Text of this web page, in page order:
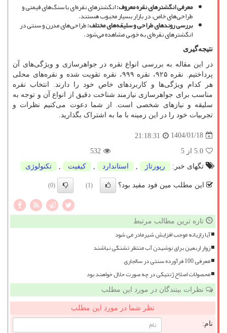
معرفی انگشترهای نقره معروف:انگشترهای نقرهای با سنگهای قیمتی و
طراحیهای خاص، در بازار بسیار محبوب هستند.
بررسی روندهای طراحی و سلیقههای مختلف:طراحیهای مدرن و سنتی در
انگشترهای نقرهای به خوبی مشاهده میشود.
نتیجهگیری
در این مقاله به بررسی انواع نقره در جواهرسازی و ویژگیهای آن
پرداختیم. نقره ۹۲۵، نقره ۹۹۹، نقره تقویت شده و نقره
های محلی
هر کدام ویژگیها و کاربردهای خاص خود را دارند. انتخاب نقره
مناسب برای جواهرسازی نیازمند شناخت دقیق از انواع آن و توجه به
سلیقه و نیازهای شخصی است. از شما دعوت میکنیم نظرات و
تجربیات خود را در این زمینه با ما به اشتراک بگذارید.
1404/01/18
21:18:31
5.0 از 5
532
تگهای خبر:
رپورتاژ , استاندارد , كیفیت , تكنولوژی
این مطلب مین فود مفید بود؟ (1)
(0)
تازه ترین مطالب مرتبط
آیا رازیانه موجب افزایش شیرمادر می شود
زوار اربعین برای نوشیدن آب منتظر تشنگی نباشند
معرفی 100 فرآورده سنتی در سالجاری
محصولات اصلاح ژنتیکی در چه صورت حلال خواهند بود
نظرات بینندگان در مورد این مطلب
نظر شما در مورد این مطلب
نام: